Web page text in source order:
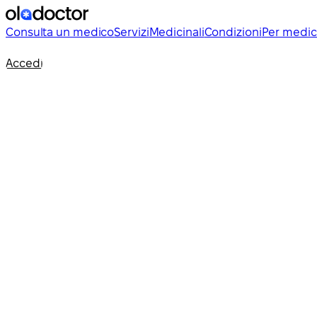
Consulta un medicoServiziMedicinaliCondizioniPer
Accedi